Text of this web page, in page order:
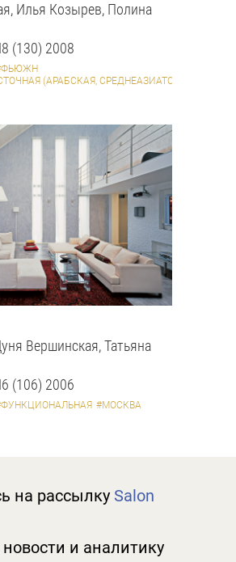
Илья Козырев, Полина
(130) 2008
(АРАБСКАЯ, СРЕДНЕАЗИАТСКАЯ И ПР.)
Вершинская, Татьяна
(106) 2006
#МОСКВА
на рассылку Salon
и аналитику